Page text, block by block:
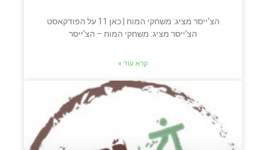
הצ'ייסר מציג: משחקי המוח | כאן 11 על הפודקאסט
הצ'ייסר מציג: משחקי המוח – הצ'ייסר
קרא עוד »